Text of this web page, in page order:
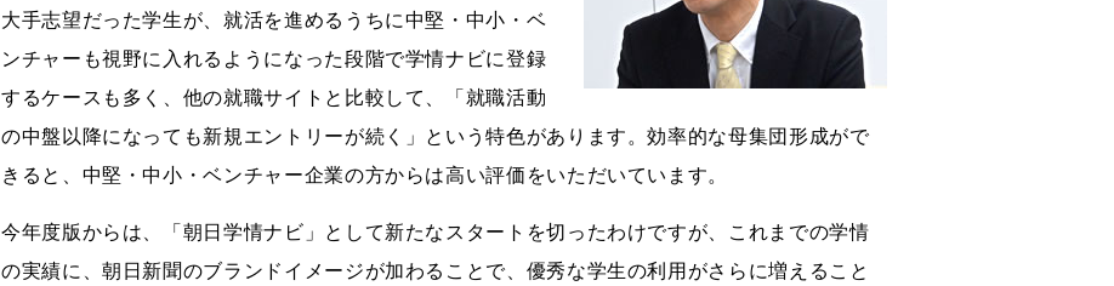
大手志望だった学生が、就活を進めるうちに中堅・中小・ベ
ンチャーも視野に入れるようになった段階で学情ナビに登録
するケースも多く、他の就職サイトと比較して、「就職活動
の中盤以降になっても新規エントリーが続く」という特色があります。効率的な母集団形成がで
きると、中堅・中小・ベンチャー企業の方からは高い評価をいただいています。
今年度版からは、「朝日学情ナビ」として新たなスタートを切ったわけですが、これまでの学情
の実績に、朝日新聞のブランドイメージが加わることで、優秀な学生の利用がさらに増えること